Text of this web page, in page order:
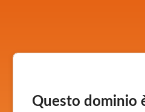
Questo dominio